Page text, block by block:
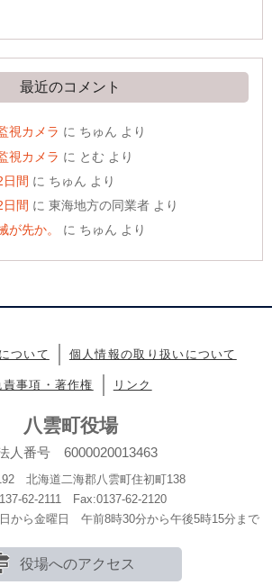
最近のコメント
視カメラ に ちゅん より
視カメラ に とむ より
間 に ちゅん より
間 に東海地方の同業者 より
が先か。
に ちゅん より
ついて 個人情報の取り扱いについて
責事項・著作権 リンク
八雲町役場
人番号 6000020013463
北海道二海郡八雲町住初町138
62-2111 Fax:0137-62-2120
から金曜日 午前8時30分から午後5時15分まで
役場へのアクセス